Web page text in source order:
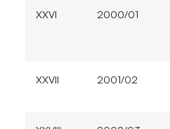
XXVI 2000/01
XXVII 2001/02